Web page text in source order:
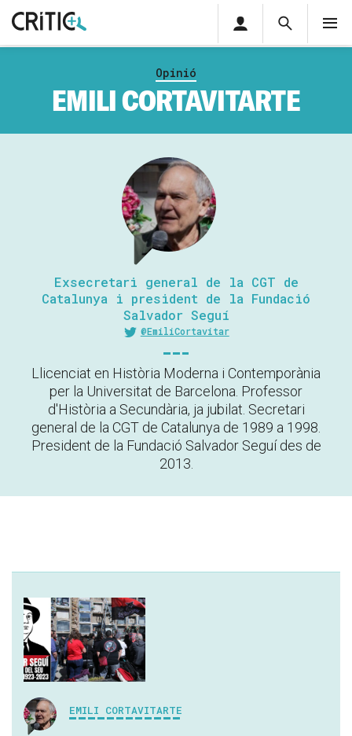
Cerca
Cerca
privada
Opinió
EMILI CORTAVITARTE
Exsecretari general de la CGT de
Catalunya i president de la Fundació
Salvador Seguí
@EmiliCortavitar
Llicenciat en Història Moderna i Contemporània
per la Universitat de Barcelona. Professor
d'Història a Secundària, ja jubilat. Secretari
general de la CGT de Catalunya de 1989 a 1998.
President de la Fundació Salvador Seguí des de
2013.
EMILI CORTAVITARTE